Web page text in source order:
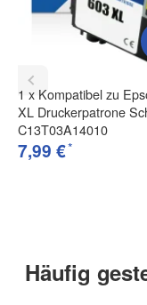
Wie
Schnelle Lieferung
Produkt wurde
Mark., 05.11.2020
Gute Qualität
Nachname
Firma
1 x Kompatibel zu
XL Druckerpatrone
C13T03A14010
7,99 €*
Häufig